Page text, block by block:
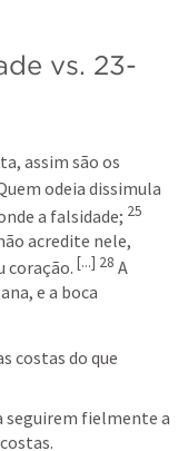
vs. 23-
assim são os
odeia dissimula
a falsidade; 25
acredite nele,
coração. [...] 28 A
e a boca
costas do que
seguirem fielmente a